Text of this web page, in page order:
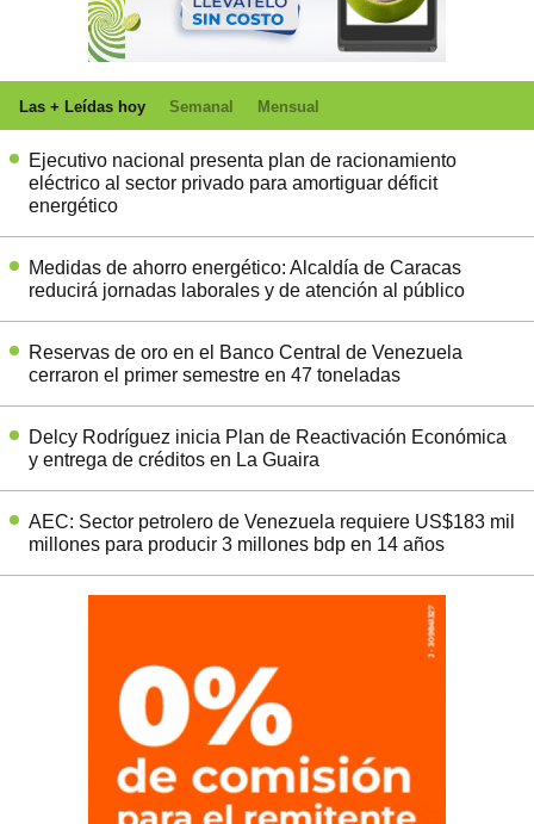
Las + Leídas hoy Semanal Mensual
Ejecutivo nacional presenta plan de racionamiento
eléctrico al sector privado para amortiguar déficit
energético
Medidas de ahorro energético: Alcaldía de Caracas
reducirá jornadas laborales y de atención al público
Reservas de oro en el Banco Central de Venezuela
cerraron el primer semestre en 47 toneladas
Delcy Rodríguez inicia Plan de Reactivación Económica
y entrega de créditos en La Guaira
AEC: Sector petrolero de Venezuela requiere US$183 mil
millones para producir 3 millones bdp en 14 años